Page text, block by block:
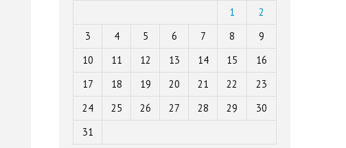
1
2
3
4 5 6 7 8
9
10
11 12 13 14 15
16
17
18 19 20 21 22
23
24
25 26 27 28 29
30
31